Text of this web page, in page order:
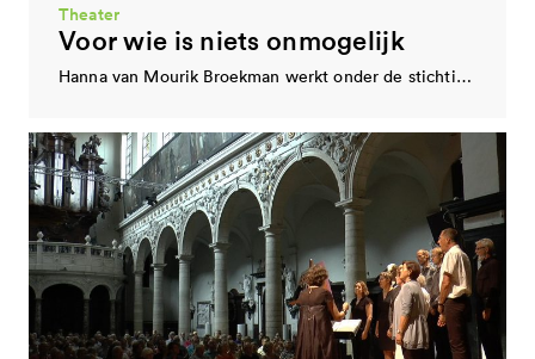
Design
Dutch Invertuals
Theater
Voor wie is niets onmogelijk
Hanna van Mourik Broekman werkt onder de stichting Tg Nomen aan een theatervijfluik onder…